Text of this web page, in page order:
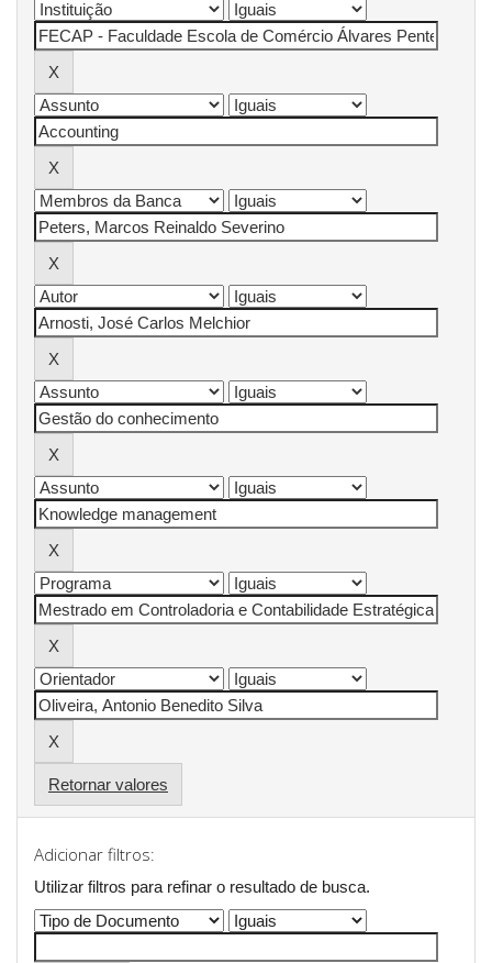
Retornar valores
Adicionar filtros:
Utilizar filtros para refinar o resultado de busca.